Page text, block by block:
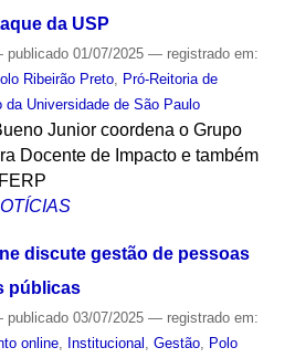
da USP
publicado01/07/2025 — registrado em:
Ribeirão Preto,
Pró-Reitoria de
da Universidade de São Paulo
Junior coordena o Grupo
Docente de Impacto e também
discute gestão de pessoas
públicas
publicado03/07/2025 — registrado em:
online, Institucional Gestão, Polo